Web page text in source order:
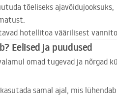
tõeliseks ajavõidujooksuks,
hotellitoa väärilisest
Eelised ja puudused
omad tugevad ja nõrgad
samal ajal, mis